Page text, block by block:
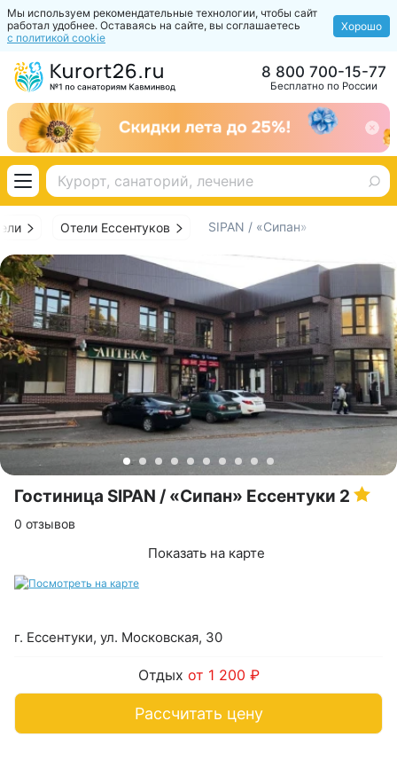
Мы используем рекомендательные технологии, чтобы сайт
работал удобнее. Оставаясь на сайте, вы соглашаетесь
с политикой cookie
Хорошо
Бесплатно по России
8 800 700-15-77
Отели Ессентуков SIPAN / «Сипан»
Гостиница SIPAN / «Сипан» Ессентуки 2
Показать на карте
г. Ессентуки, ул. Московская, 30
0 отзывов
Отдых от 1 200 ₽
Рассчитать цену